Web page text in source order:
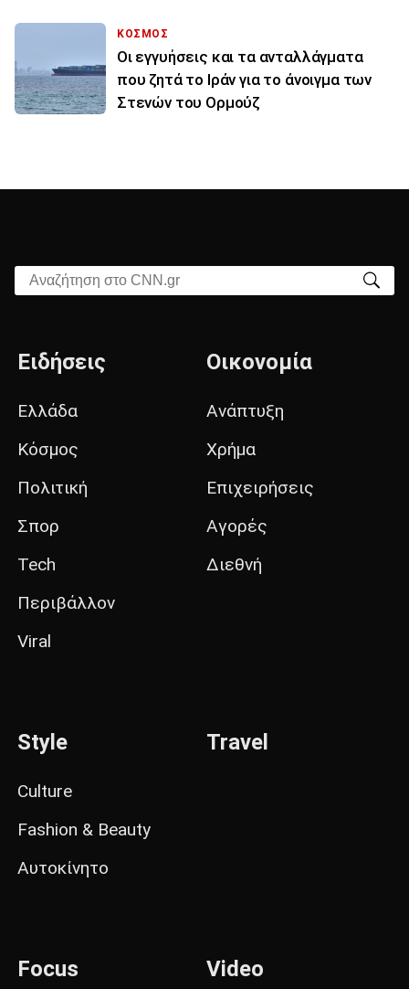
ΚΟΣΜΟΣ
Οι εγγυήσεις και τα ανταλλάγματα
που ζητά το Ιράν για το άνοιγμα των
Στενών του Ορμούζ
Αναζήτηση στο CNN.gr
Ειδήσεις
Ελλάδα
Κόσμος
Πολιτική
Σπορ
Tech
Περιβάλλον
Viral
Οικονομία
Ανάπτυξη
Χρήμα
Επιχειρήσεις
Αγορές
Διεθνή
Style
Culture
Fashion & Beauty
Αυτοκίνητο
Travel
Focus Video